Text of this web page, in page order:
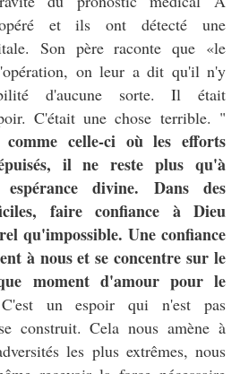
et ils ont détecté une
Son père raconte que «le
on leur a dit qu'il n'y
d'aucune sorte. Il était
C'était une chose terrible. "
comme celle-ci où les efforts
il ne reste plus qu'à
divine. Dans des
faire confiance à Dieu
qu'impossible. Une confiance
à nous et se concentre sur le
moment d'amour pour le
C'est un espoir qui n'est pas
construit. Cela nous amène à
les plus extrêmes, nous